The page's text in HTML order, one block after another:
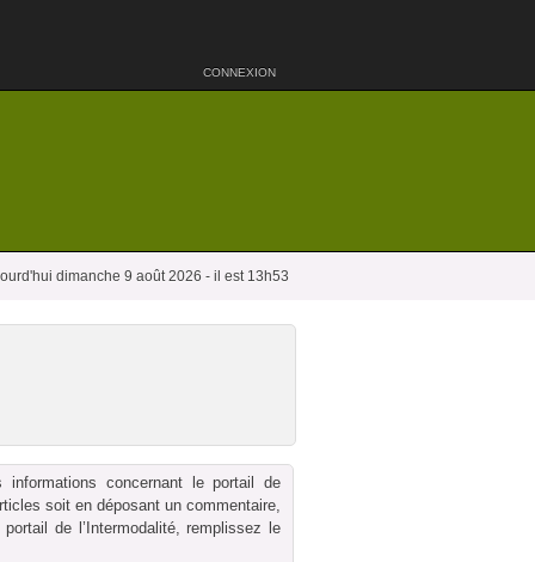
CONNEXION
dimanche 9 août 2026 - il est 13h53
concernant le portail de
soit en déposant un commentaire,
de l’Intermodalité, remplissez le